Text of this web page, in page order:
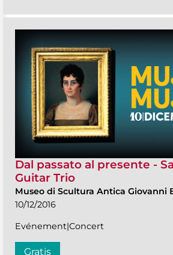
Dal passato al presente -
Guitar Trio
Museo di Scultura Antica Giovanni
10/12/2016
Evénement|Concert
Gratis